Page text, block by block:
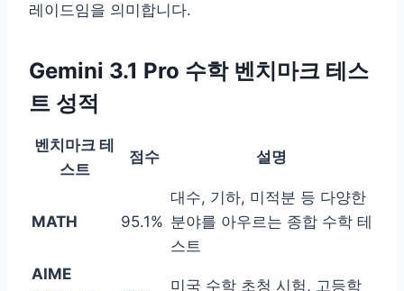
레이드임을 의미합니다.
Gemini 3.1 Pro 수학 벤치마크 테스
트 성적
벤치마크 테
스트
점수 설명
MATH 95.1%
대수, 기하, 미적분 등 다양한
분야를 아우르는 종합 수학 테
스트
AIME
미국 수학 초청 시험, 고등학